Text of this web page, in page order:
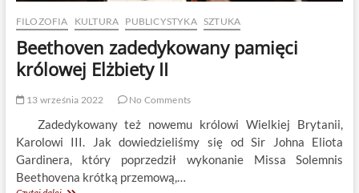
FILOZOFIA KULTURA PUBLICYSTYKA SZTUKA
Beethoven zadedykowany pamięci
królowej Elżbiety II
13 września 2022 No Comments
Zadedykowany też nowemu królowi Wielkiej Brytanii,
Karolowi III. Jak dowiedzieliśmy się od Sir Johna Eliota
Gardinera, który poprzedził wykonanie Missa Solemnis
Beethovena krótką przemową,…